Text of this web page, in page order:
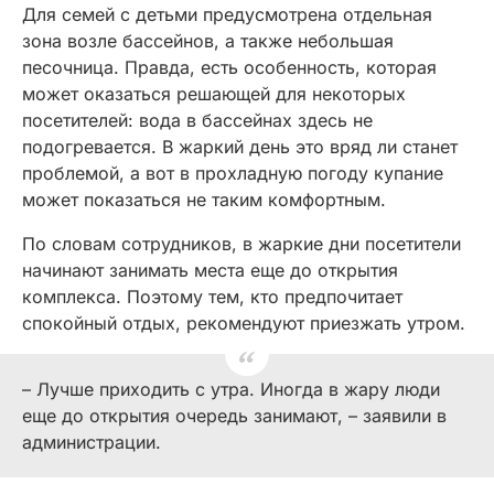
Для семей с детьми предусмотрена отдельная
зона возле бассейнов, а также небольшая
песочница. Правда, есть особенность, которая
может оказаться решающей для некоторых
посетителей: вода в бассейнах здесь не
подогревается. В жаркий день это вряд ли станет
проблемой, а вот в прохладную погоду купание
может показаться не таким комфортным.
По словам сотрудников, в жаркие дни посетители
начинают занимать места еще до открытия
комплекса. Поэтому тем, кто предпочитает
спокойный отдых, рекомендуют приезжать утром.
– Лучше приходить с утра. Иногда в жару люди
еще до открытия очередь занимают, – заявили в
администрации.